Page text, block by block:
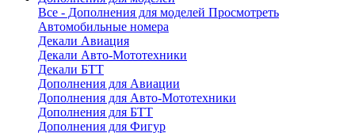
Все - Дополнения для моделей Просмотреть
Автомобильные номера
Декали Авиация
Декали Авто-Мототехники
Декали БТТ
Дополнения для Авиации
Дополнения для Авто-Мототехники
Дополнения для БТТ
Дополнения для Фигур